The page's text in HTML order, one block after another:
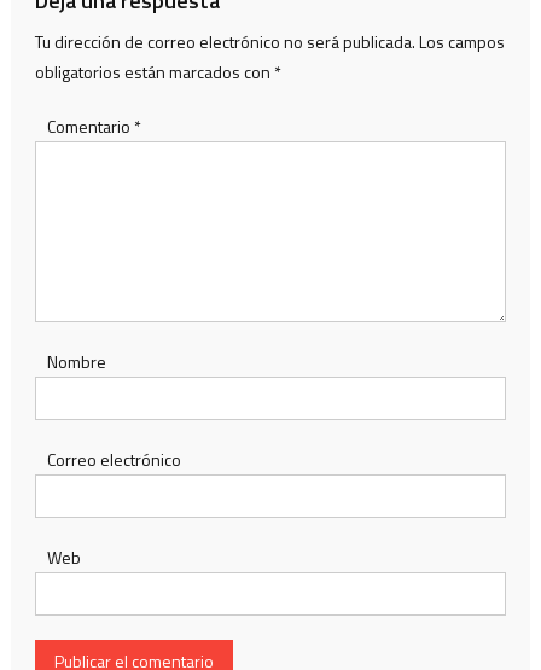
Tu dirección de correo electrónico no será publicada.Los campos
obligatorios están marcados con *
Comentario *
Nombre
Correo electrónico
Web